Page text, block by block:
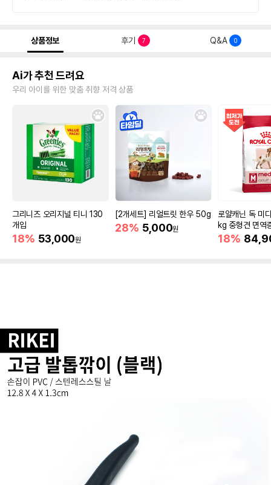
상품정보 후기 7 Q&A 0
Ai가 추천 드려요
우리 아이를 위한 맞춤 취향 저격 상품
그리니즈 오리지널 티니 130
개입
18% 53,000원
[2개세트] 리얼트릿 한우 50g
28% 5,000원
로얄캐닌 독 미
kg 중형견 면역
18%